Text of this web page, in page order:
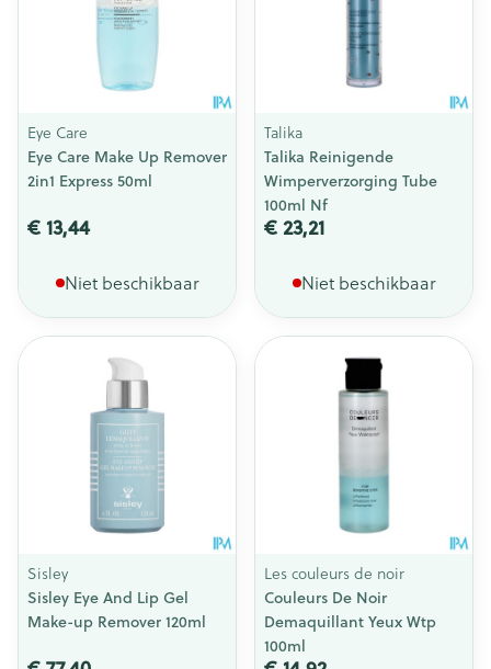
Eye Care
Eye Care Make Up Remover
2in1 Express 50ml
€ 13,44
Niet beschikbaar
Talika
Talika Reinigende
Wimperverzorging Tube
100ml Nf
€ 23,21
Niet beschikbaar
Sisley
Sisley Eye And Lip Gel
Make-up Remover 120ml
Les couleurs de noir
Couleurs De Noir
Demaquillant Yeux Wtp
100ml